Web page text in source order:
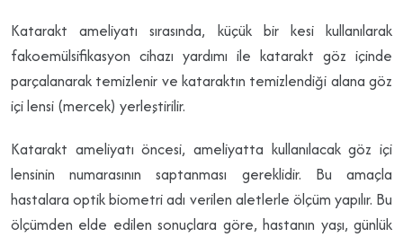
Katarakt ameliyatı sırasında, küçük bir kesi kullanılarak
fakoemülsifikasyon cihazı yardımı ile katarakt göz içinde
parçalanarak temizlenir ve kataraktın temizlendiği alana göz
içi lensi (mercek) yerleştirilir.
Katarakt ameliyatı öncesi, ameliyatta kullanılacak göz içi
lensinin numarasının saptanması gereklidir. Bu amaçla
hastalara optik biometri adı verilen aletlerle ölçüm yapılır. Bu
ölçümden elde edilen sonuçlara göre, hastanın yaşı, günlük